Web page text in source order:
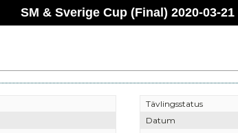
SM & Sverige Cup (Final) 2020-03-21
Tävlingsstatus
Datum